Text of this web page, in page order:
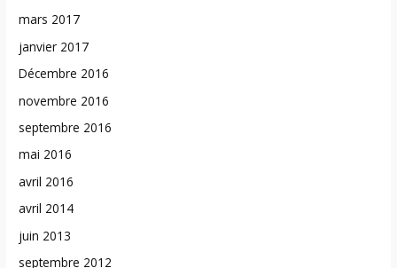
mars 2017
janvier 2017
Décembre 2016
novembre 2016
septembre 2016
mai 2016
avril 2016
avril 2014
juin 2013
septembre 2012